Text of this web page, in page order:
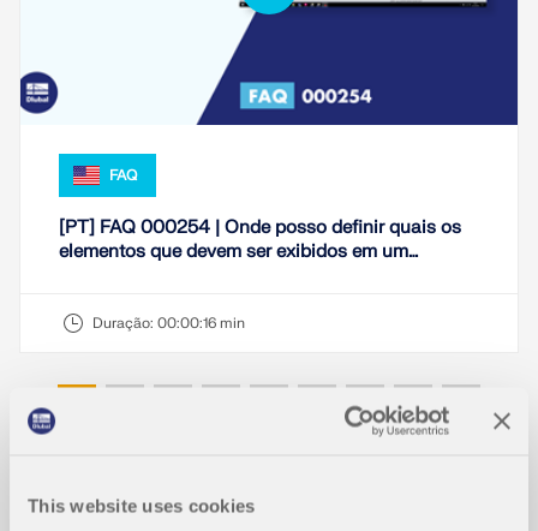
This website uses cookies
FAQ
[PT] FAQ 000254 | Onde posso definir quais os
elementos que devem ser exibidos em um
Duração: 00:00:16 min
Ir para os modelos